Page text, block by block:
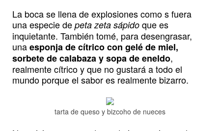
La boca se llena de explosiones como s fuera
una especie de peta zeta sápido que es
inquietante. También tomé, para desengrasar,
unaesponja de cítrico con gelé de miel,
sorbete de calabaza y sopa de eneldo,
realmente cítrico y que no gustará a todo el
mundo porque el sabor es realmente bizarro.
tarta de queso y bizcoho de nueces